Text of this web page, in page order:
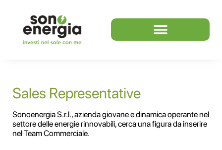
Sales Representative
Sonoenergia S.r.l., azienda giovane e dinamica operante nel
settore delle energie rinnovabili, cerca una figura da inserire
nel Team Commerciale.